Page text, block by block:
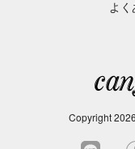
サイトマップ
よく
Copyright2026